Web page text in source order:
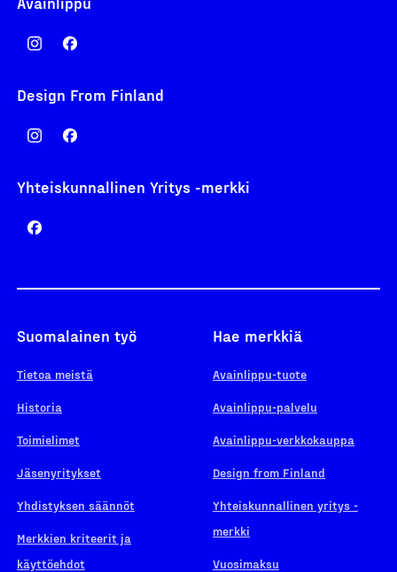
Design From Finland
Yhteiskunnallinen Yritys -merkki
Suomalainen työ
Tietoa meistä
Historia
Toimielimet
Jäsenyritykset
Yhdistyksen säännöt
Merkkien kriteerit ja
käyttöehdot
Hae merkkiä
Avainlippu-tuote
Avainlippu-palvelu
Avainlippu-verkkokauppa
Design from Finland
Yhteiskunnallinen yritys -
merkki
Vuosimaksu